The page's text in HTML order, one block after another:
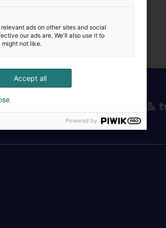
teollisuus, teknologia &
ads on other sites and social
our ads are. We'll also use it to
not like.
Accept all
Powered by